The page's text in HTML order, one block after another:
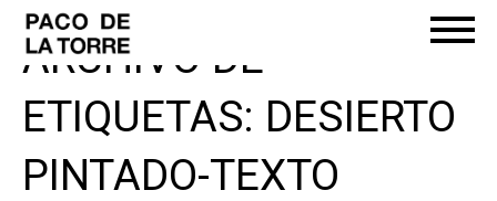
ARCHIVO DE
ETIQUETAS: DESIERTO
PINTADO-TEXTO